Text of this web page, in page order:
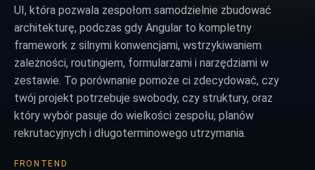
UI, która pozwala zespołom samodzielnie zbudować
architekturę, podczas gdy Angular to kompletny
framework z silnymi konwencjami, wstrzykiwaniem
zależności, routingiem, formularzami i narzędziami w
zestawie. To porównanie pomoże ci zdecydować, czy
twój projekt potrzebuje swobody, czy struktury, oraz
który wybór pasuje do wielkości zespołu, planów
rekrutacyjnych i długoterminowego utrzymania.
FRONTEND